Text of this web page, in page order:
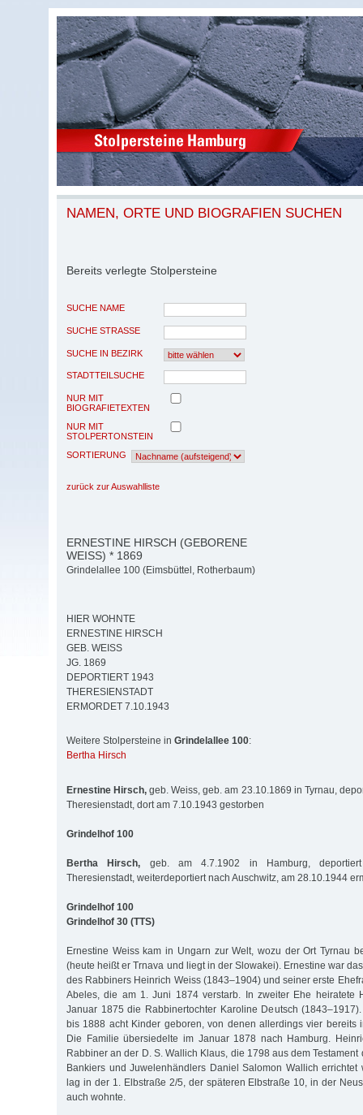
NAMEN, ORTE UND BIOGRAFIEN SUCHEN
Bereits verlegte Stolpersteine
SUCHE NAME
SUCHE STRASSE
SUCHE IN BEZIRK
STADTTEILSUCHE
NUR MIT
BIOGRAFIETEXTEN
NUR MIT
STOLPERTONSTEIN
SORTIERUNG
zurück zur Auswahlliste
ERNESTINE HIRSCH (GEBORENE
WEISS) * 1869
Grindelallee 100 (Eimsbüttel, Rotherbaum)
HIER WOHNTE
ERNESTINE HIRSCH
GEB. WEISS
JG. 1869
DEPORTIERT 1943
THERESIENSTADT
ERMORDET 7.10.1943
Weitere Stolpersteine in Grindelallee 100:
Bertha Hirsch
Ernestine Hirsch, geb. Weiss, geb. am 23.10.1869 in Tyrnau,
Theresienstadt, dort am 7.10.1943 gestorben
Grindelhof 100
Bertha Hirsch, geb. am 4.7.1902 in Hamburg,
Theresienstadt, weiterdeportiert nach Auschwitz, am 28.10.1944
Grindelhof 100
Grindelhof 30 (TTS)
Ernestine Weiss kam in Ungarn zur Welt, wozu der Ort Tyrnau
(heute heißt er Trnava und liegt in der Slowakei). Ernestine war
des Rabbiners Heinrich Weiss (1843–1904) und seiner erste
Abeles, die am 1. Juni 1874 verstarb. In zweiter Ehe heiratete
Januar 1875 die Rabbinertochter Karoline Deutsch
bis 1888 acht Kinder geboren, von denen allerdings vier bereits
Die Familie übersiedelte im Januar 1878 nach Hamburg.
Rabbiner an der D. S. Wallich Klaus, die 1798 aus dem
Bankiers und Juwelenhändlers Daniel Salomon Wallich errichtet
lag in der 1. Elbstraße 2/5, der späteren Elbstraße 10, in der
auch wohnte.